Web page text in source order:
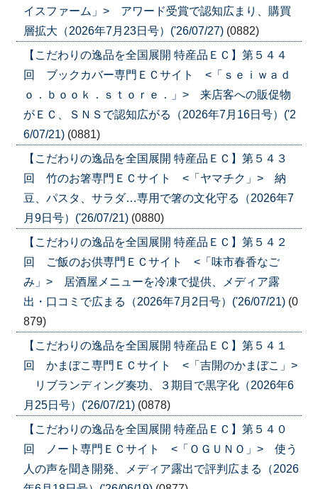
イスファーム」> アワード受賞で認知広まり、購買
層拡大（2026年7月23日号）('26/07/27) (0882)
【こだわりの逸品を全国展開 特産品ＥＣ】第５４４
回 ブックカバー専門ＥＣサイト <「ｓｅｉｗａｄ
ｏ．ｂｏｏｋ．ｓｔｏｒｅ．」> 来店客への販促物
がＥＣ、ＳＮＳで認知広がる（2026年7月16日号）('2
6/07/21) (0881)
【こだわりの逸品を全国展開 特産品ＥＣ】第５４３
回 竹のお箸専門ＥＣサイト <「ヤマチク」> 納
豆、パスタ、サラダ…専用で箸の文化守る（2026年7
月9日号）('26/07/21) (0880)
【こだわりの逸品を全国展開 特産品ＥＣ】第５４２
回 ご飯のお供専門ＥＣサイト <「味市春香なご
み」> 居酒屋メニューを冷凍で提供、メディア露
出・口コミで広まる（2026年7月2日号）('26/07/21) (0
879)
【こだわりの逸品を全国展開 特産品ＥＣ】第５４１
回 かまぼこ専門ＥＣサイト <「吉開のかまぼこ」>
リブランディング奏功、３期目で黒字化（2026年6
月25日号）('26/07/21) (0878)
【こだわりの逸品を全国展開 特産品ＥＣ】第５４０
回 ノート専門ＥＣサイト <「ＯＧＵＮＯ」> 使う
人の声を聞き開発、メディア露出で評判広まる（2026